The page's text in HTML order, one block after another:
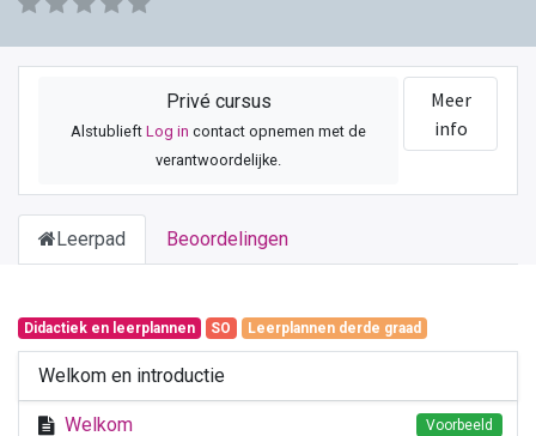
Privé cursus
AlstublieftLog in contact opnemen met de
verantwoordelijke.
Meer
info
Leerpad Beoordelingen
Didactiek en leerplannen SO Leerplannen derde graad
Welkom en introductie
Welkom Voorbeeld